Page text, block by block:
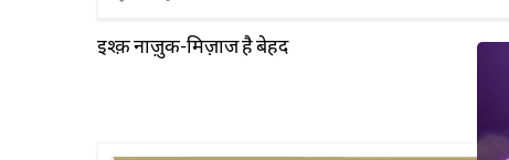
इश्क़ नाज़ुक-मिज़ाज है बेहद